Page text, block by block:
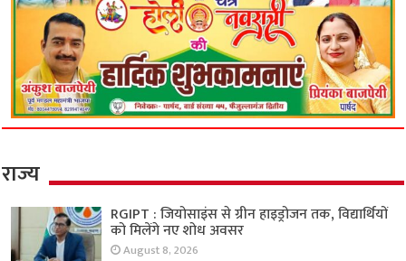
राज्य
RGIPT : जियोसाइंस से ग्रीन हाइड्रोजन तक, विद्यार्थियों
को मिलेंगे नए शोध अवसर
August 8, 2026